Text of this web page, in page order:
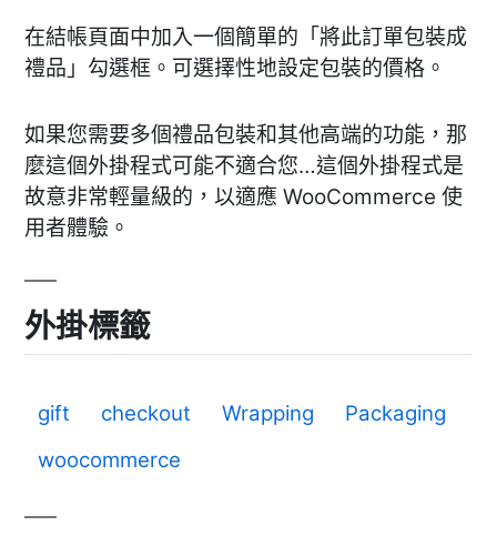
在結帳頁面中加入一個簡單的「將此訂單包裝成
禮品」勾選框。可選擇性地設定包裝的價格。
如果您需要多個禮品包裝和其他高端的功能，那
麼這個外掛程式可能不適合您…這個外掛程式是
故意非常輕量級的，以適應 WooCommerce 使
用者體驗。
外掛標籤
gift checkout Wrapping
Packaging
woocommerce